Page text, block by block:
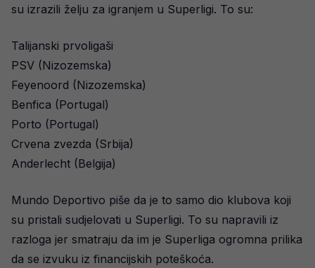
su izrazili želju za igranjem u Superligi. To su:
Talijanski prvoligaši
PSV (Nizozemska)
Feyenoord (Nizozemska)
Benfica (Portugal)
Porto (Portugal)
Crvena zvezda (Srbija)
Anderlecht (Belgija)
Mundo Deportivo piše da je to samo dio klubova koji
su pristali sudjelovati u Superligi. To su napravili iz
razloga jer smatraju da im je Superliga ogromna prilika
da se izvuku iz financijskih poteškoća.